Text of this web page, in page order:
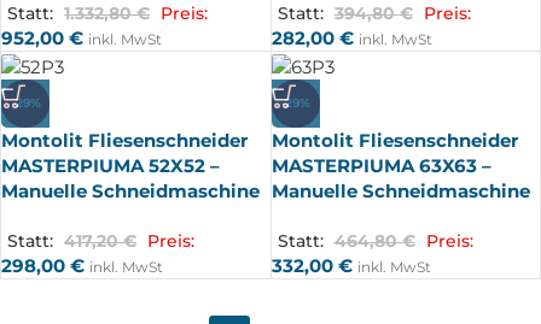
Statt: 1.332,80€ Preis:
952,00 € inkl. MwSt
Statt: 394,80€ Preis:
282,00 € inkl. MwSt
-29%
Montolit Fliesenschneider
MASTERPIUMA 52X52 –
Manuelle Schneidmaschine
Statt: 417,20€ Preis:
298,00 € inkl. MwSt
-29%
Montolit Fliesenschneider
MASTERPIUMA 63X63 –
Manuelle Schneidmaschine
Statt: 464,80€ Preis:
332,00 € inkl. MwSt